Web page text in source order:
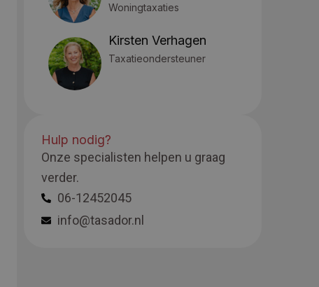
Woningtaxaties
Kirsten Verhagen
Taxatieondersteuner
Hulp nodig?
Onze specialisten helpen u graag
verder.
06-12452045
info@tasador.nl